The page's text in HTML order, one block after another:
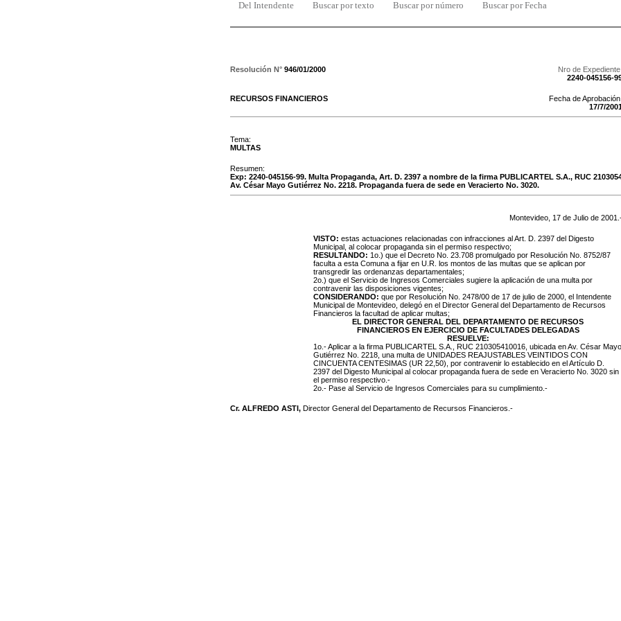
Del Intendente Buscar por texto Buscar por número Buscar por Fecha
Resolución N° 946/01/2000
Nro de
2240-045156-
RECURSOS FINANCIEROS
Fecha de
17/7/
Tema:
MULTAS
Resumen:
Exp: 2240-045156-99. Multa Propaganda, Art. D. 2397 a nombre de la firma PUBLICARTEL S.A., RUC
Av. César Mayo Gutiérrez No. 2218. Propaganda fuera de sede en Veracierto No. 3020.
Montevideo, 17 de Julio de 2001
VISTO: estas actuaciones relacionadas con infracciones al Art. D. 2397 del Digesto
Municipal, al colocar propaganda sin el permiso respectivo;
RESULTANDO: 1o.) que el Decreto No. 23.708 promulgado por Resolución No. 8752/87
faculta a esta Comuna a fijar en U.R. los montos de las multas que se aplican por
transgredir las ordenanzas departamentales;
2o.) que el Servicio de Ingresos Comerciales sugiere la aplicación de una multa por
contravenir las disposiciones vigentes;
CONSIDERANDO: que por Resolución No. 2478/00 de 17 de julio de 2000 , el Intendente
Municipal de Montevideo, delegó en el Director General del Departamento de Recursos
Financieros la facultad de aplicar multas;
EL DIRECTOR GENERAL DEL DEPARTAMENTO DE RECURSOS
FINANCIEROS EN EJERCICIO DE FACULTADES DELEGADAS
RESUELVE:
1o.- Aplicar a la firma PUBLICARTEL S.A., RUC 210305410016 , ubicada enAv. César Mayo
Gutiérrez No. 2218 , una multa de UNIDADES REAJUSTABLES VEINTIDOS CON
CINCUENTA CENTESIMAS (UR 22,50) , por contravenir lo establecido en el Artículo D.
2397 del Digesto Municipal al colocar propaganda fuera de sede en Veracierto No. 3020 sin
el permiso respectivo.-
2o.- Pase al Servicio de Ingresos Comerciales para su cumplimiento.-
Cr. ALFREDO ASTI, Director General del Departamento de Recursos Financieros.-